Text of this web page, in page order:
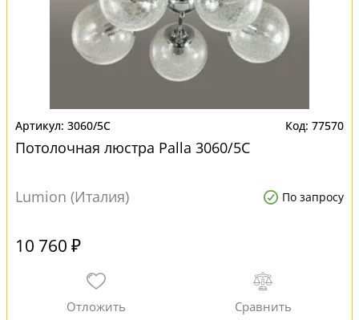
3060/5C 77570
Потолочная люстра Palla 3060/5C
Lumion (Италия) По запросу
10 760 ₽